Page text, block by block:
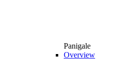
Panigale
Overview